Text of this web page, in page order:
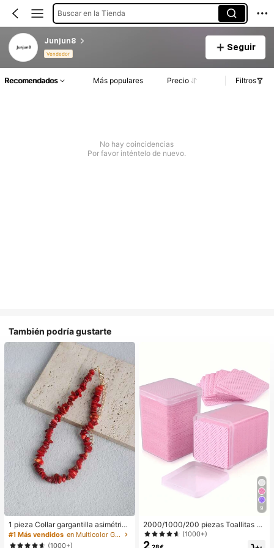
Buscar en la Tienda
Junjun8
Vendedor
Seguir
Recomendados Más populares Precio Filtros
No hay coincidencias
Por favor inténtelo de nuevo.
También podría gustarte
1 pieza Collar gargantilla asimétrico
ajustable de estilo bohemio en colo
r rojo natural, joyería de uso diario Y
#1 Más vendidos
en Multicolor Gargantillas para mujer
(1000+)
9
2000/1000/200 piezas Toallitas de
limpieza de uñas - Almohadillas pro
fesionales sin pelusa para quitar es
(1000+)